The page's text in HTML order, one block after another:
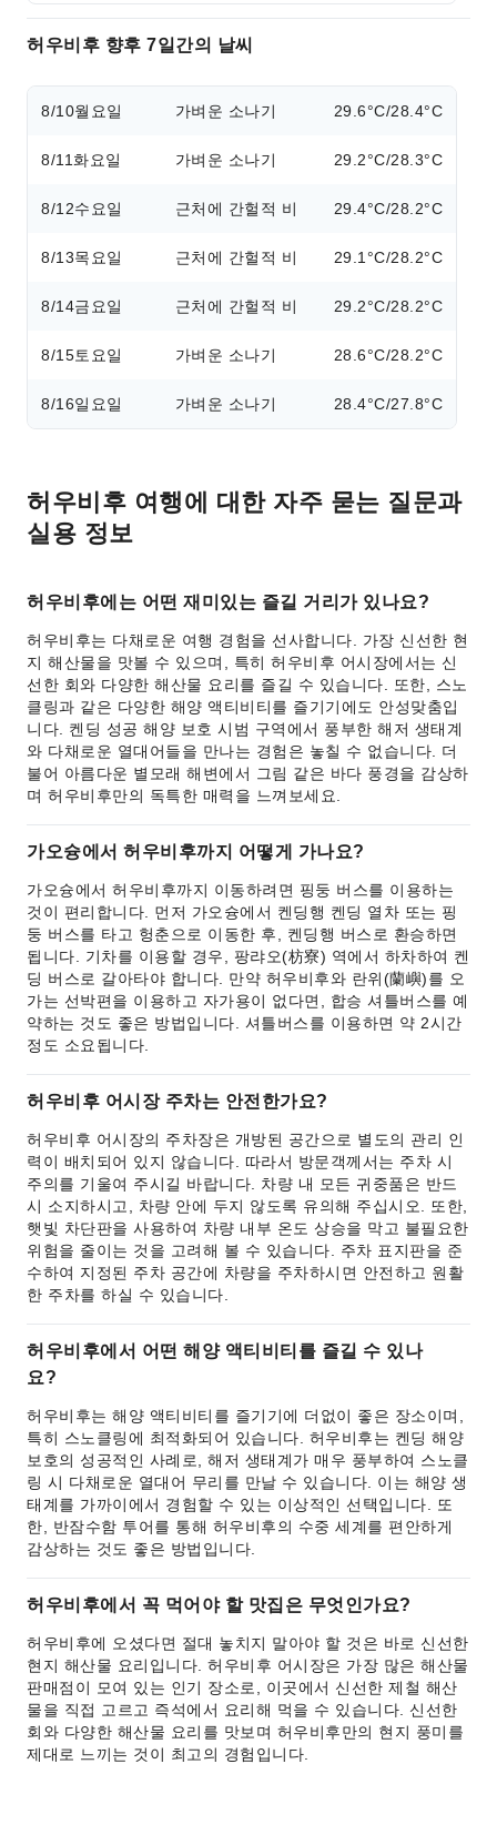
허우비후 향후 7일간의 날씨
8/10월요일 가벼운 소나기 29.6°C/28.4°C
8/11 화요일 가벼운 소나기 29.2°C/28.3°C
8/12수요일 근처에 간헐적 비 29.4°C/28.2°C
8/13목요일 근처에 간헐적 비 29.1°C/28.2°C
8/14금요일 근처에 간헐적 비 29.2°C/28.2°C
8/15토요일 가벼운 소나기 28.6°C/28.2°C
8/16일요일 가벼운 소나기 28.4°C/27.8°C
허우비후 여행에 대한 자주 묻는 질문과
실용 정보
허우비후에는 어떤 재미있는 즐길 거리가 있나요?
허우비후는 다채로운 여행 경험을 선사합니다. 가장 신선한 현
지 해산물을 맛볼 수 있으며, 특히 허우비후 어시장에서는 신
선한 회와 다양한 해산물 요리를 즐길 수 있습니다. 또한, 스노
클링과 같은 다양한 해양 액티비티를 즐기기에도 안성맞춤입
니다. 켄딩 성공 해양 보호 시범 구역에서 풍부한 해저 생태계
와 다채로운 열대어들을 만나는 경험은 놓칠 수 없습니다. 더
불어 아름다운 별모래 해변에서 그림 같은 바다 풍경을 감상하
며 허우비후만의 독특한 매력을 느껴보세요.
가오슝에서 허우비후까지 어떻게 가나요?
가오슝에서 허우비후까지 이동하려면 핑둥 버스를 이용하는
것이 편리합니다. 먼저 가오슝에서 켄딩행 켄딩 열차 또는 핑
둥 버스를 타고 헝춘으로 이동한 후, 켄딩행 버스로 환승하면
됩니다. 기차를 이용할 경우, 팡랴오(枋寮) 역에서 하차하여 켄
딩 버스로 갈아타야 합니다. 만약 허우비후와 란위(蘭嶼)를 오
가는 선박편을 이용하고 자가용이 없다면, 합승 셔틀버스를 예
약하는 것도 좋은 방법입니다. 셔틀버스를 이용하면 약 2시간
정도 소요됩니다.
허우비후 어시장 주차는 안전한가요?
허우비후 어시장의 주차장은 개방된 공간으로 별도의 관리 인
력이 배치되어 있지 않습니다. 따라서 방문객께서는 주차 시
주의를 기울여 주시길 바랍니다. 차량 내 모든 귀중품은 반드
시 소지하시고, 차량 안에 두지 않도록 유의해 주십시오. 또한,
햇빛 차단판을 사용하여 차량 내부 온도 상승을 막고 불필요한
위험을 줄이는 것을 고려해 볼 수 있습니다. 주차 표지판을 준
수하여 지정된 주차 공간에 차량을 주차하시면 안전하고 원활
한 주차를 하실 수 있습니다.
허우비후에서 어떤 해양 액티비티를 즐길 수 있나
요?
허우비후는 해양 액티비티를 즐기기에 더없이 좋은 장소이며,
특히 스노클링에 최적화되어 있습니다. 허우비후는 켄딩 해양
보호의 성공적인 사례로, 해저 생태계가 매우 풍부하여 스노클
링 시 다채로운 열대어 무리를 만날 수 있습니다. 이는 해양 생
태계를 가까이에서 경험할 수 있는 이상적인 선택입니다. 또
한, 반잠수함 투어를 통해 허우비후의 수중 세계를 편안하게
감상하는 것도 좋은 방법입니다.
허우비후에서 꼭 먹어야 할 맛집은 무엇인가요?
허우비후에 오셨다면 절대 놓치지 말아야 할 것은 바로 신선한
현지 해산물 요리입니다. 허우비후 어시장은 가장 많은 해산물
판매점이 모여 있는 인기 장소로, 이곳에서 신선한 제철 해산
물을 직접 고르고 즉석에서 요리해 먹을 수 있습니다. 신선한
회와 다양한 해산물 요리를 맛보며 허우비후만의 현지 풍미를
제대로 느끼는 것이 최고의 경험입니다.